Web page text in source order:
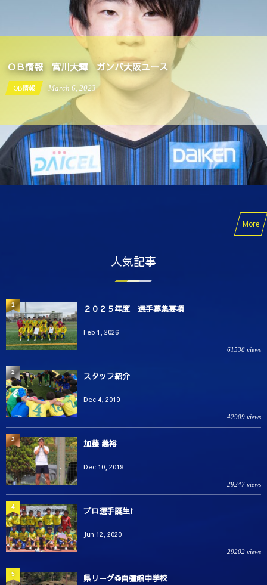
ＯＢ情報 宮川大輝 ガンバ大阪ユース
OB情報 March 6 2023
More
人気記事
２０２５年度 選手募集要項
Feb 1, 2026
61538 views
1
スタッフ紹介
Dec 4, 2019
42909 views
2
加藤 義裕
Dec 10, 2019
29247 views
3
プロ選手誕生❗️
Jun 12, 2020
29202 views
4
県リーグ⚽️自彊館中学校
5